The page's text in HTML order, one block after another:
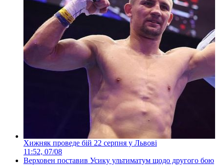
Хижняк проведе бій 22 серпня у Львові
11:52, 07/08
Верховен поставив Усику ультиматум щодо другого бою